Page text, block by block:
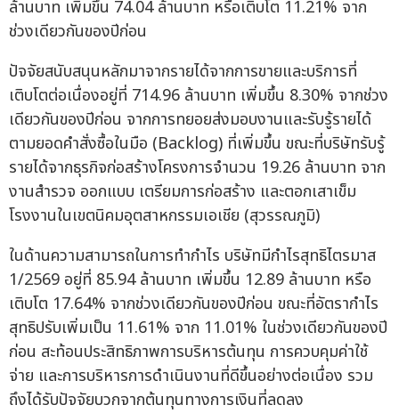
ล้านบาท เพิ่มขึ้น 74.04 ล้านบาท หรือเติบโต 11.21% จาก
ช่วงเดียวกันของปีก่อน
ปัจจัยสนับสนุนหลักมาจากรายได้จากการขายและบริการที่
เติบโตต่อเนื่องอยู่ที่ 714.96 ล้านบาท เพิ่มขึ้น 8.30% จากช่วง
เดียวกันของปีก่อน จากการทยอยส่งมอบงานและรับรู้รายได้
ตามยอดคำสั่งซื้อในมือ (Backlog) ที่เพิ่มขึ้น ขณะที่บริษัทรับรู้
รายได้จากธุรกิจก่อสร้างโครงการจำนวน 19.26 ล้านบาท จาก
งานสำรวจ ออกแบบ เตรียมการก่อสร้าง และตอกเสาเข็ม
โรงงานในเขตนิคมอุตสาหกรรมเอเชีย (สุวรรณภูมิ)
ในด้านความสามารถในการทำกำไร บริษัทมีกำไรสุทธิไตรมาส
1/2569 อยู่ที่ 85.94 ล้านบาท เพิ่มขึ้น 12.89 ล้านบาท หรือ
เติบโต 17.64% จากช่วงเดียวกันของปีก่อน ขณะที่อัตรากำไร
สุทธิปรับเพิ่มเป็น 11.61% จาก 11.01% ในช่วงเดียวกันของปี
ก่อน สะท้อนประสิทธิภาพการบริหารต้นทุน การควบคุมค่าใช้
จ่าย และการบริหารการดำเนินงานที่ดีขึ้นอย่างต่อเนื่อง รวม
ถึงได้รับปัจจัยบวกจากต้นทุนทางการเงินที่ลดลง